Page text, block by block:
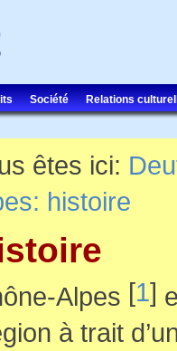
Société Relations
êtes ici:
histoire
Alpes [1]
à trait